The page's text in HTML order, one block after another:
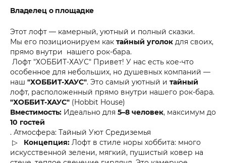
Владелец о площадке
Этот лофт — камерный, уютный и полный сказки.
Мы его позиционируем как тайный уголок для своих,
прямо внутри нашего рок-бара.
Лофт "ХОББИТ-ХАУС" Привет! У нас есть кое-что
особенное для небольших, но душевных компаний —
наш "ХОББИТ-ХАУС". Это самый уютный и тайный
лофт, расположенный прямо внутри нашего рок-бара.
"ХОББИТ-ХАУС" (Hobbit House)
Вместимость: Идеально для 5–8 человек, максимум до
10 гостей
. Атмосфера: Тайный Уют Средиземья
▷ Концепция: Лофт в стиле норы хоббита: много
искусственной зелени, мягкий, пушистый ковер на